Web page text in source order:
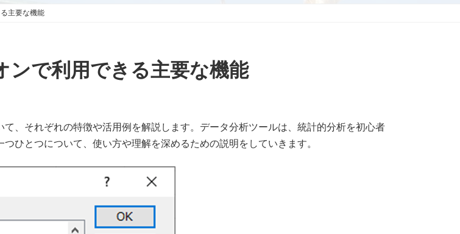
主要な機能
ンで利用できる主要な機能
、それぞれの特徴や活用例を解説します。データ分析ツールは、統計的分析を初心者
ひとつについて、使い方や理解を深めるための説明をしていきます。